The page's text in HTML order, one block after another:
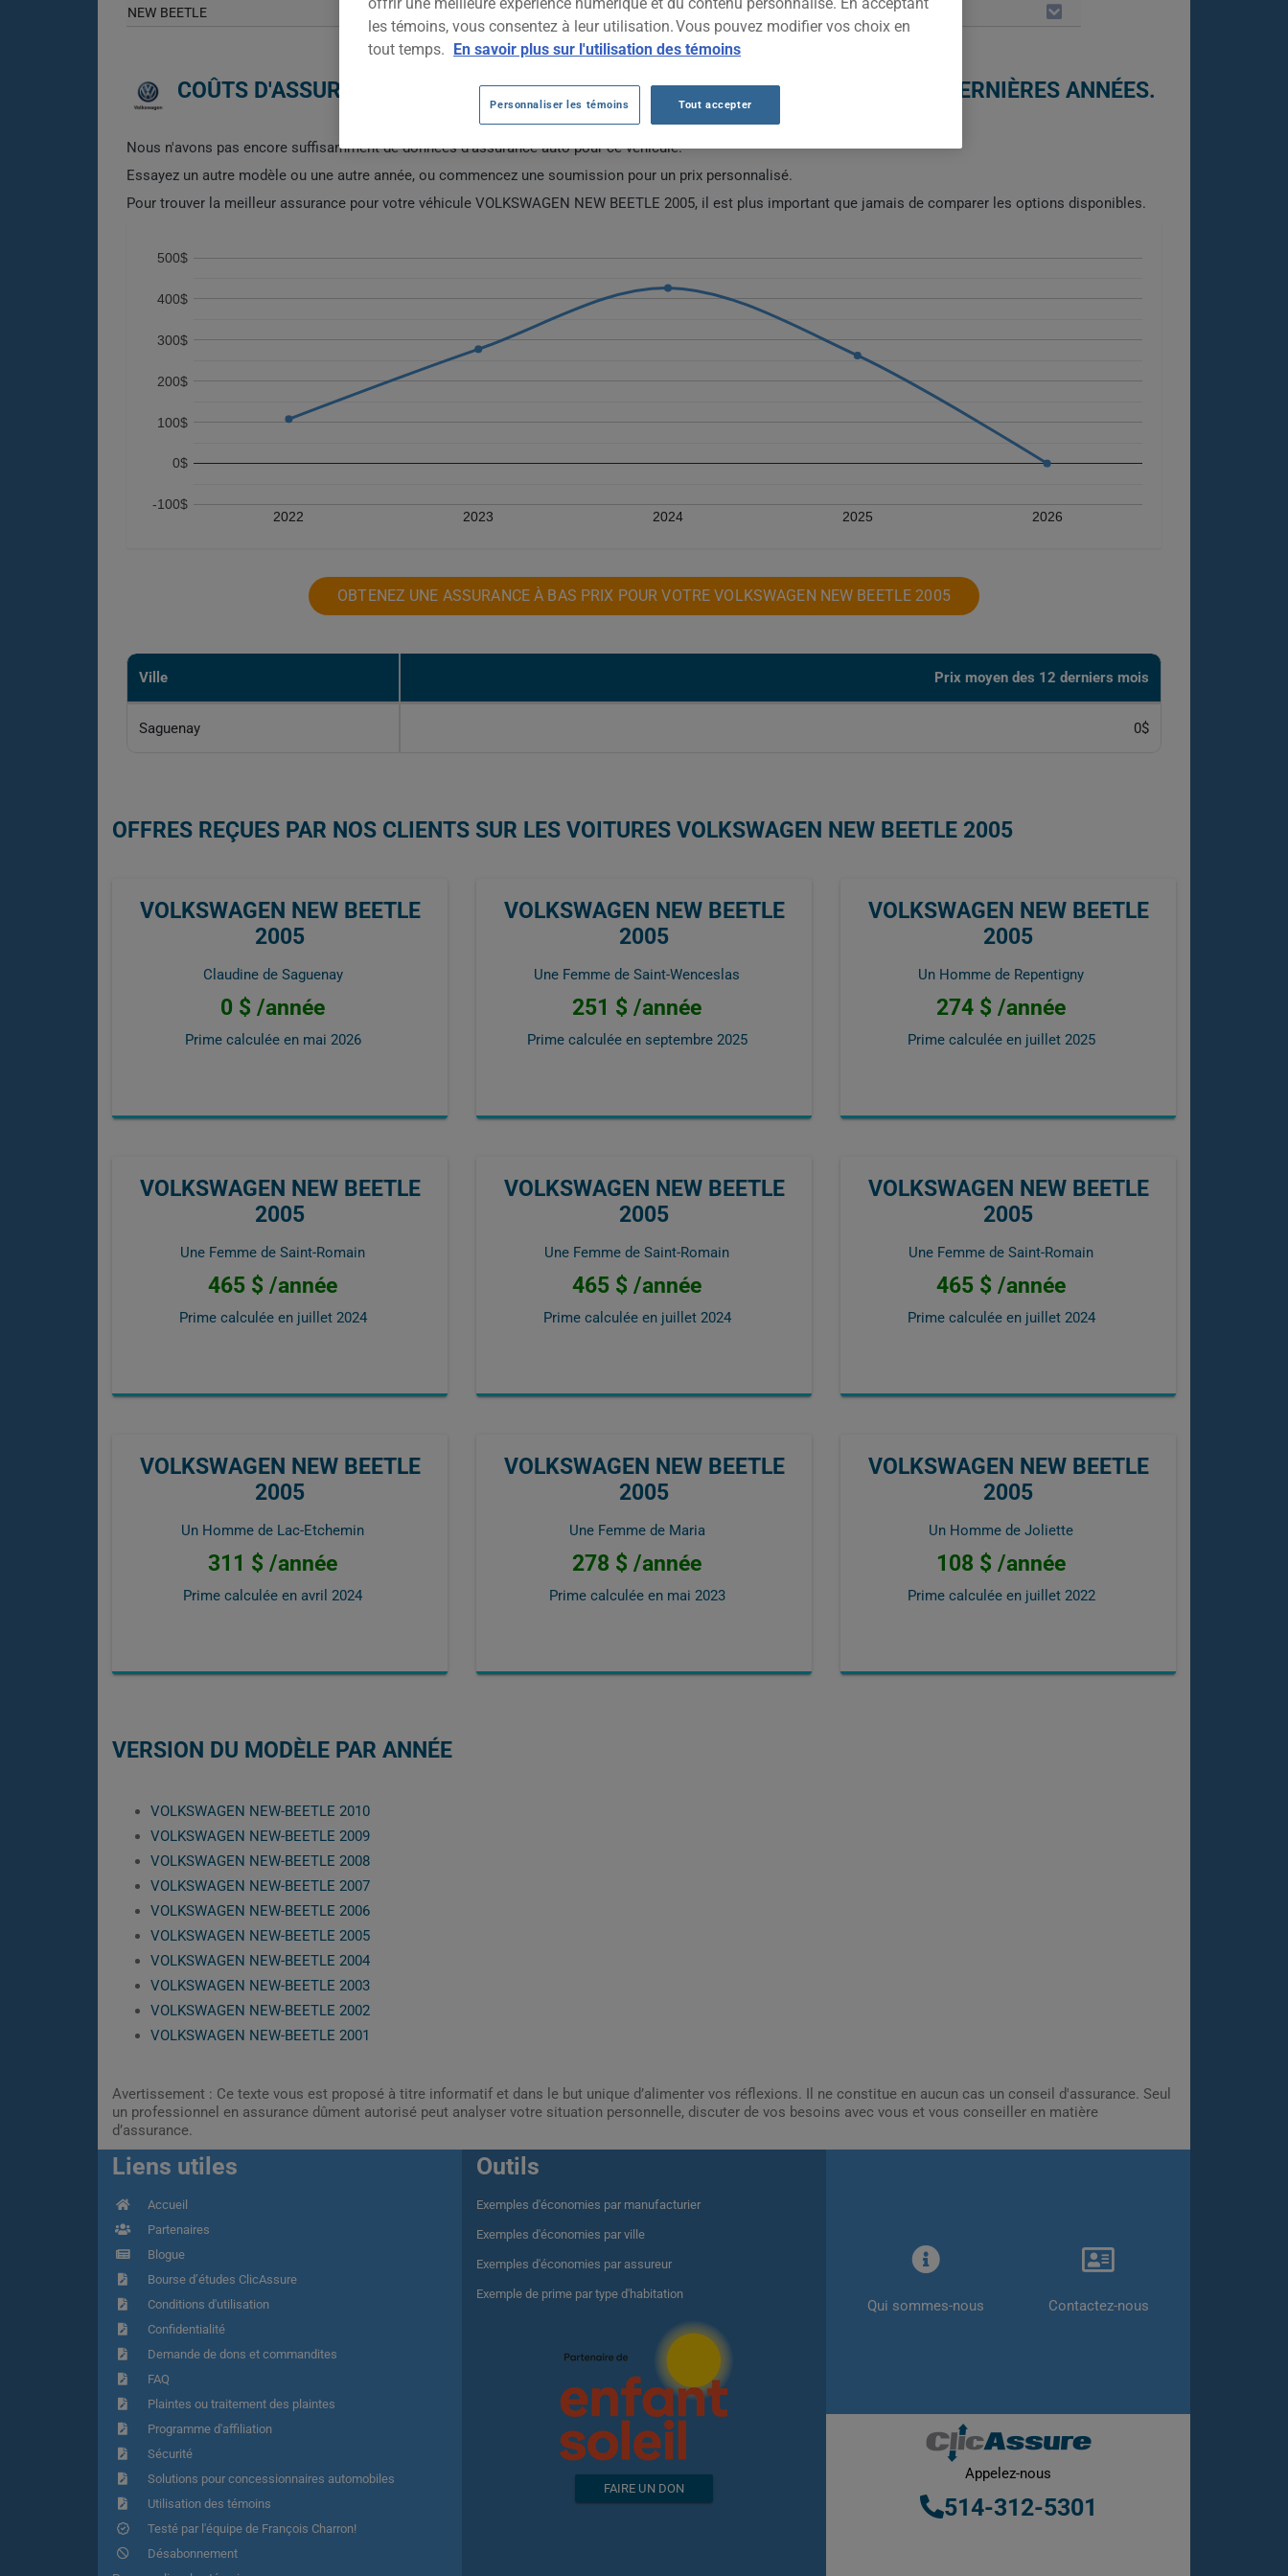
NEW BEETLE 2005 TOUTES LES VILLES
COÛTS D'ASSURANCE AUTO VOLKSWAGEN NEW BEETLE 2005 AU FIL DES 5 DERNIÈRES ANNÉES.
Nous n'avons pas encore suffisamment de données d'assurance auto pour ce véhicule.
Essayez un autre modèle ou une autre année, ou commencez une soumission pour un prix personnalisé.
Pour trouver la meilleur assurance pour votre véhicule VOLKSWAGEN NEW BEETLE 2005, il est plus important que jamais de comparer les options disponibles.
2022 2023 2024 2025 2026
-100$
0$
100$
200$
300$
400$
500$
OBTENEZ UNE ASSURANCE À BAS PRIX POUR VOTRE VOLKSWAGEN NEW BEETLE 2005
Ville Prix ​​moyen des 12 derniers mois
Saguenay 0$
OFFRES REÇUES PAR NOS CLIENTS SUR LES VOITURES VOLKSWAGEN NEW BEETLE 2005
VOLKSWAGEN NEW BEETLE
2005
Claudine de Saguenay
0 $ /année
Prime calculée en mai 2026
VOLKSWAGEN NEW BEETLE
2005
Une Femme de Saint-Wenceslas
251 $ /année
Prime calculée en septembre 2025
VOLKSWAGEN NEW BEETLE
2005
Un Homme de Repentigny
274 $ /année
Prime calculée en juillet 2025
VOLKSWAGEN NEW BEETLE
2005
Une Femme de Saint-Romain
465 $ /année
Prime calculée en juillet 2024
VOLKSWAGEN NEW BEETLE
2005
Une Femme de Saint-Romain
465 $ /année
Prime calculée en juillet 2024
VOLKSWAGEN NEW BEETLE
2005
Une Femme de Saint-Romain
465 $ /année
Prime calculée en juillet 2024
VOLKSWAGEN NEW BEETLE
2005
Un Homme de Lac-Etchemin
311 $ /année
Prime calculée en avril 2024
VOLKSWAGEN NEW BEETLE
2005
Une Femme de Maria
278 $ /année
Prime calculée en mai 2023
VOLKSWAGEN NEW BEETLE
2005
Un Homme de Joliette
108 $ /année
Prime calculée en juillet 2022
VERSION DU MODÈLE PAR ANNÉE
VOLKSWAGEN NEW-BEETLE 2010
VOLKSWAGEN NEW-BEETLE 2009
VOLKSWAGEN NEW-BEETLE 2008
VOLKSWAGEN NEW-BEETLE 2007
VOLKSWAGEN NEW-BEETLE 2006
VOLKSWAGEN NEW-BEETLE 2005
VOLKSWAGEN NEW-BEETLE 2004
VOLKSWAGEN NEW-BEETLE 2003
VOLKSWAGEN NEW-BEETLE 2002
VOLKSWAGEN NEW-BEETLE 2001
Avertissement : Ce texte vous est proposé à titre informatif et dans le but unique d’alimenter vos réflexions. Il ne constitue en aucun cas un conseil d'assurance. Seul
un professionnel en assurance dûment autorisé peut analyser votre situation personnelle, discuter de vos besoins avec vous et vous conseiller en matière
d’assurance.
Liens utiles
Accueil
Partenaires
Blogue
Bourse d’études ClicAssure
Conditions d'utilisation
Confidentialité
Demande de dons et commandites
FAQ
Plaintes ou traitement des plaintes
Programme d'affiliation
Sécurité
Solutions pour concessionnaires automobiles
Utilisation des témoins
Testé par l'équipe de François Charron!
Désabonnement
Outils
Exemples d'économies par manufacturier
Exemples d'économies par ville
Exemples d'économies par assureur
Exemple de prime par type d'habitation
FAIRE UN DON
Qui sommes-nous Contactez-nous
Appelez-nous
514-312-5301
les témoins, vous consentez à leur utilisation. Vous pouvez modifier vos choix en
tout temps. En savoir plus sur l'utilisation des témoins
Personnaliser les témoins Tout accepter